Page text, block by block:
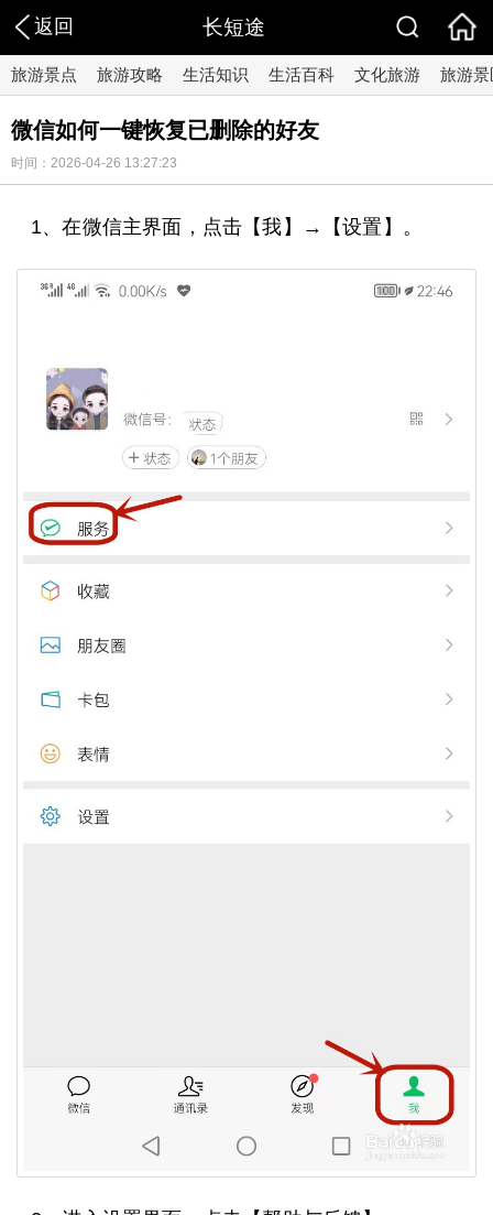
返回 长短途
旅游景点 旅游攻略 生活知识 生活百科 文化旅游 旅游景
微信如何一键恢复已删除的好友
时间：2026-04-26 13:27:23
1、在微信主界面，点击【我】→【设置】。